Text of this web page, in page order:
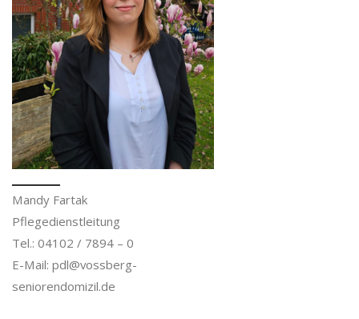
Mandy Fartak
Pflegedienstleitung
Tel.: 04102 / 7894 – 0
E-Mail: pdl@vossberg-
seniorendomizil.de